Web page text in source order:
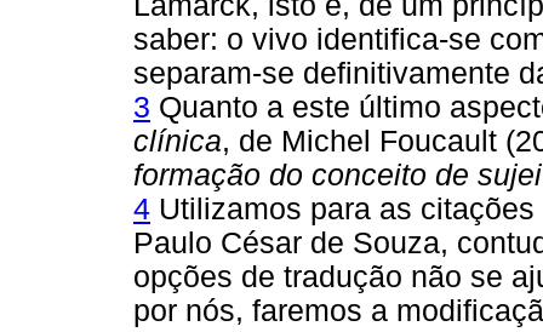
saber: o vivo identifica-se
separam-se definitivamente
3 Quanto a este último
clínica, de Michel Foucault
formação do conceito de
4 Utilizamos para as
Paulo César de Souza,
opções de tradução não se
por nós, faremos a